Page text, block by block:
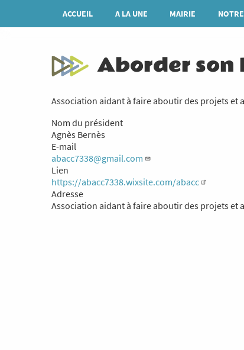
contenu
Navigation
principale
ACCUEIL A LA UNE MAIRIE
Aborder son
Association aidant à faire aboutir des projets et
Nom du président
Agnès Bernès
E-mail
abacc7338@gmail.com
Lien
https://abacc7338.wixsite.com/abacc
Adresse
Association aidant à faire aboutir des projets et